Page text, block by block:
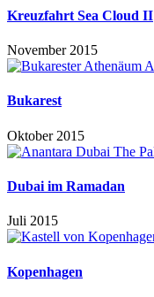
Kreuzfahrt Sea Cloud II
November 2015
Bukarest
Oktober 2015
Dubai im Ramadan
Juli 2015
Kopenhagen